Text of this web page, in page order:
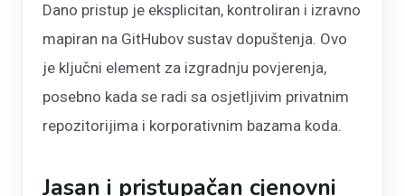
Dano pristup je eksplicitan, kontroliran i izravno
mapiran na GitHubov sustav dopuštenja. Ovo
je ključni element za izgradnju povjerenja,
posebno kada se radi sa osjetljivim privatnim
repozitorijima i korporativnim bazama koda.
Jasan i pristupačan cjenovni